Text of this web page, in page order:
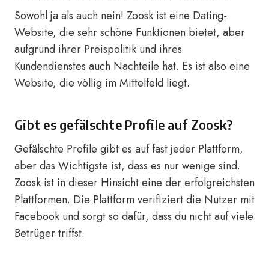
Sowohl ja als auch nein! Zoosk ist eine Dating-
Website, die sehr schöne Funktionen bietet, aber
aufgrund ihrer Preispolitik und ihres
Kundendienstes auch Nachteile hat. Es ist also eine
Website, die völlig im Mittelfeld liegt.
Gibt es gefälschte Profile auf Zoosk?
Gefälschte Profile gibt es auf fast jeder Plattform,
aber das Wichtigste ist, dass es nur wenige sind.
Zoosk ist in dieser Hinsicht eine der erfolgreichsten
Plattformen. Die Plattform verifiziert die Nutzer mit
Facebook und sorgt so dafür, dass du nicht auf viele
Betrüger triffst.